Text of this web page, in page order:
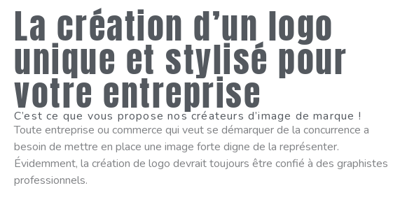
La création d’un logo
unique et stylisé pour
votre entreprise
C’est ce que vous propose nos créateurs d’image de marque !
Toute entreprise ou commerce qui veut se démarquer de la concurrence a
besoin de mettre en place une image forte digne de la représenter.
Évidemment, la création de logo devrait toujours être confié à des graphistes
professionnels.